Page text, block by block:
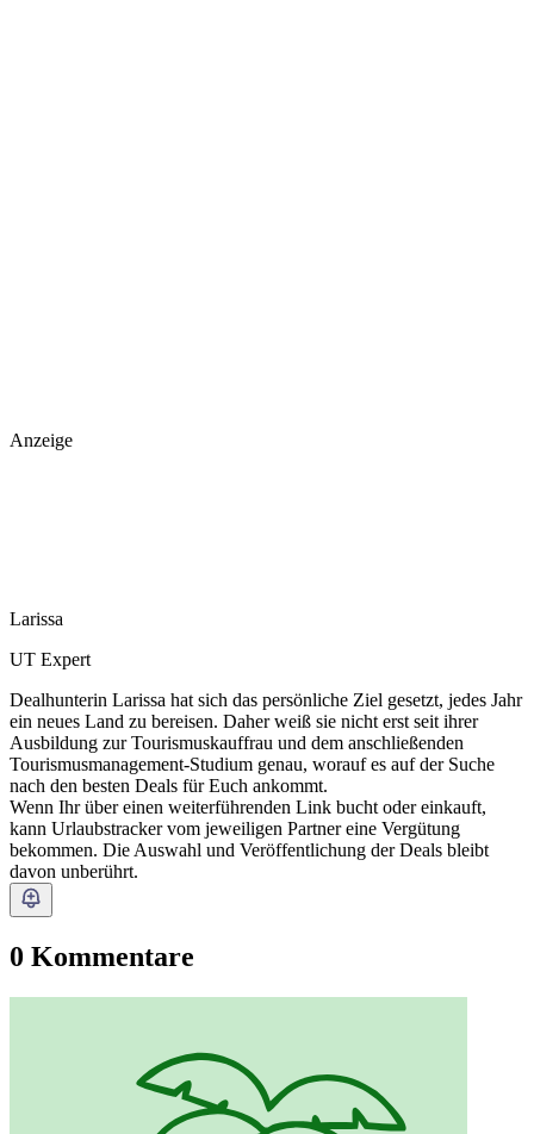
Anzeige
Larissa
UT Expert
Dealhunterin Larissa hat sich das persönliche Ziel gesetzt, jedes Jahr
ein neues Land zu bereisen. Daher weiß sie nicht erst seit ihrer
Ausbildung zur Tourismuskauffrau und dem anschließenden
Tourismusmanagement-Studium genau, worauf es auf der Suche
nach den besten Deals für Euch ankommt.
Wenn Ihr über einen weiterführenden Link bucht oder einkauft,
kann Urlaubstracker vom jeweiligen Partner eine Vergütung
bekommen. Die Auswahl und Veröffentlichung der Deals bleibt
davon unberührt.
0 Kommentare